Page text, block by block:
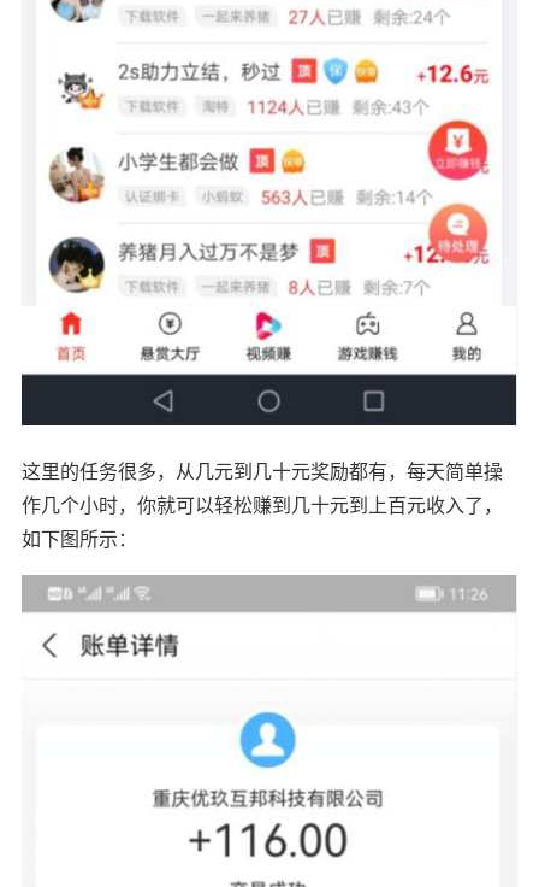
这里的任务很多，从几元到几十元奖励都有，每天简单操
作几个小时，你就可以轻松赚到几十元到上百元收入了，
如下图所示：